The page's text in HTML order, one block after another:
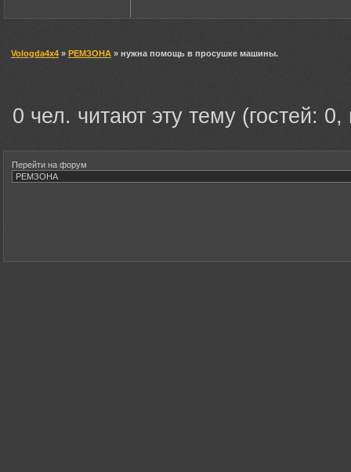
Vologda4x4 » РЕМЗОНА » нужна помощь в просушке машины.
0 чел. читают эту тему (гостей:
Перейти на форум